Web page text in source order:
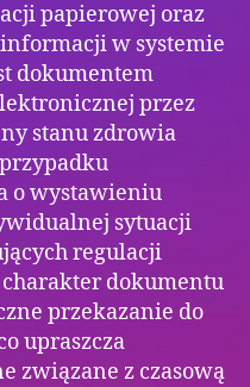
papierowej oraz
w systemie
dokumentem
przez
stanu zdrowia
o wystawieniu
sytuacji
regulacji
dokumentu
przekazanie do
upraszcza
związane z czasową